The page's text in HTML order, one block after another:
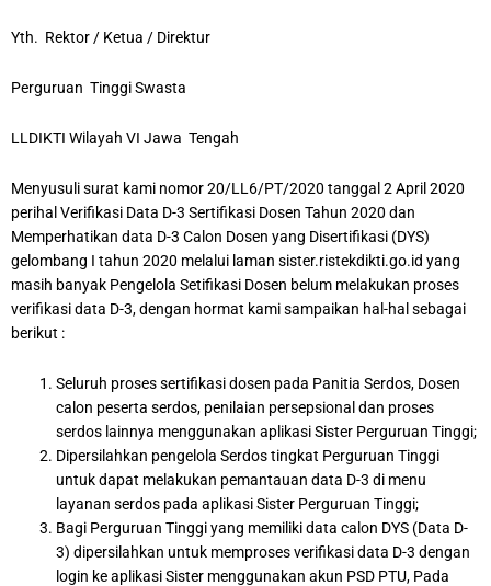
Yth. Rektor / Ketua / Direktur
Perguruan Tinggi Swasta
LLDIKTI Wilayah VI Jawa Tengah
Menyusuli surat kami nomor 20/LL6/PT/2020 tanggal 2 April 2020
perihal Verifikasi Data D-3 Sertifikasi Dosen Tahun 2020 dan
Memperhatikan data D-3 Calon Dosen yang Disertifikasi (DYS)
gelombang I tahun 2020 melalui laman sister.ristekdikti.go.id yang
masih banyak Pengelola Setifikasi Dosen belum melakukan proses
verifikasi data D-3, dengan hormat kami sampaikan hal-hal sebagai
berikut :
Seluruh proses sertifikasi dosen pada Panitia Serdos, Dosen
calon peserta serdos, penilaian persepsional dan proses
serdos lainnya menggunakan aplikasi Sister Perguruan Tinggi;
Dipersilahkan pengelola Serdos tingkat Perguruan Tinggi
untuk dapat melakukan pemantauan data D-3 di menu
layanan serdos pada aplikasi Sister Perguruan Tinggi;
Bagi Perguruan Tinggi yang memiliki data calon DYS (Data D-
3) dipersilahkan untuk memproses verifikasi data D-3 dengan
login ke aplikasi Sister menggunakan akun PSD PTU, Pada